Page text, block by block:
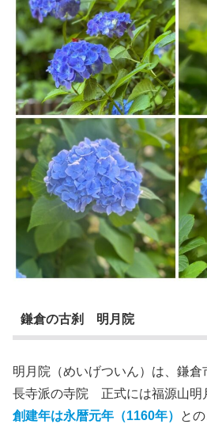
鎌倉の古刹 明月院
明月院（めいげついん）は、鎌
長寺派の寺院 正式には福源山明
創建年は永暦元年（1160年）
と